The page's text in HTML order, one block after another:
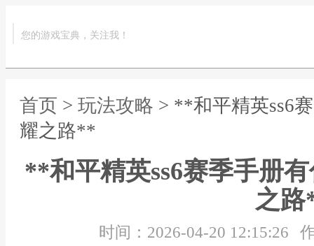
您的游戏宝典，关注我！
首页 > 玩法攻略 > **和平精英ss6
耀之路**
**和平精英ss6赛季手册
之
时间：2026-04-20 12:15:26